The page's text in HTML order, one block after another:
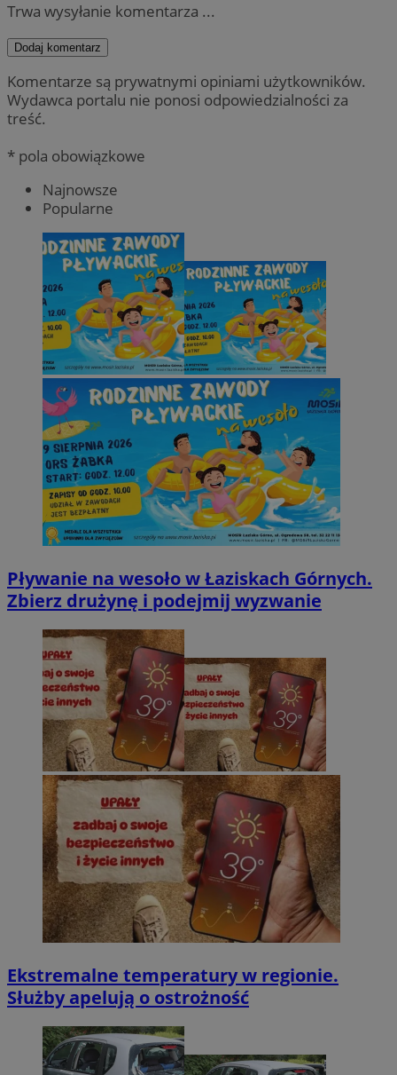
Trwa wysyłanie komentarza ...
Dodaj komentarz
Komentarze są prywatnymi opiniami użytkowników.
Wydawca portalu nie ponosi odpowiedzialności za
treść.
* pola obowiązkowe
Najnowsze
Popularne
Pływanie na wesoło w Łaziskach Górnych.
Zbierz drużynę i podejmij wyzwanie
Ekstremalne temperatury w regionie.
Służby apelują o ostrożność